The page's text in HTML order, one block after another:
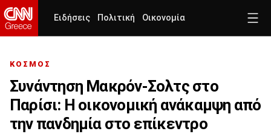
Ειδήσεις Πολιτική Οικονομία
ΚΟΣΜΟΣ
Συνάντηση Μακρόν-Σολτς στο
Παρίσι: Η οικονομική ανάκαμψη από
την πανδημία στο επίκεντρο